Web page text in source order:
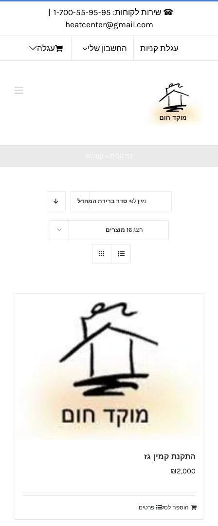
☎ שירות לקוחות: 1-700-55-95-95
|
heatcenter@gmail.com
עגלת קניות החשבון שלי עגלה
מיין לפיסדר ברירת המחדל
הצג16 מוצרים
התקנת קמין גז
₪2,000
הוספה לסל פרטים